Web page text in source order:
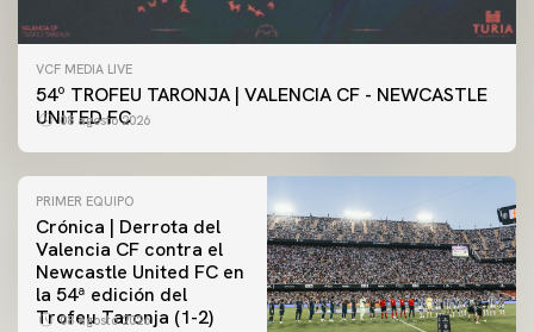
VCF MEDIA LIVE
54º TROFEU TARONJA | VALENCIA CF - NEWCASTLE
UNITED FC
08 agosto 2026
PRIMER EQUIPO
Crónica | Derrota del
Valencia CF contra el
Newcastle United FC en
la 54ª edición del
Trofeu Taronja (1-2)
08 agosto 2026